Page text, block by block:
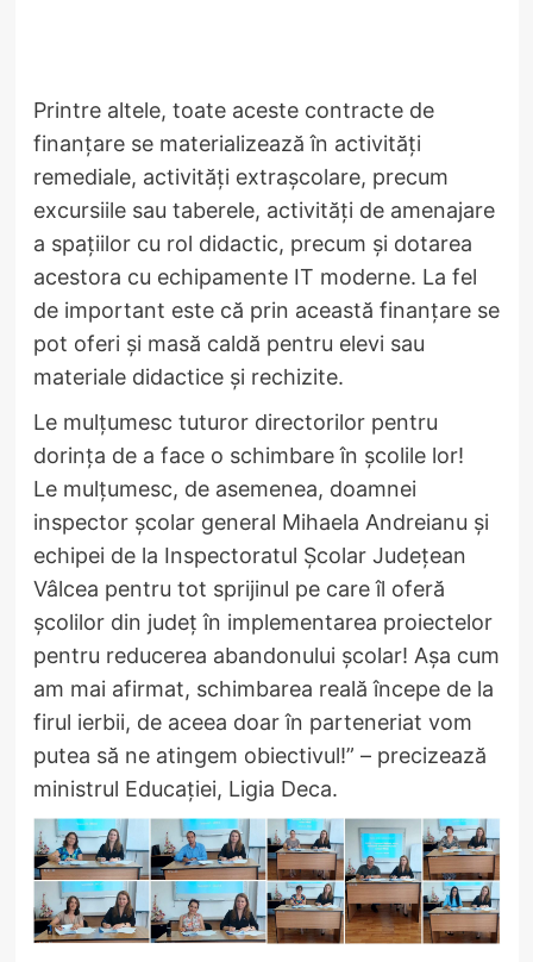
Printre altele, toate aceste contracte de
finanțare se materializează în activități
remediale, activități extrașcolare, precum
excursiile sau taberele, activități de amenajare
a spațiilor cu rol didactic, precum și dotarea
acestora cu echipamente IT moderne. La fel
de important este că prin această finanțare se
pot oferi și masă caldă pentru elevi sau
materiale didactice și rechizite.
Le mulțumesc tuturor directorilor pentru
dorința de a face o schimbare în școlile lor!
Le mulțumesc, de asemenea, doamnei
inspector școlar general Mihaela Andreianu și
echipei de la Inspectoratul Școlar Județean
Vâlcea pentru tot sprijinul pe care îl oferă
școlilor din județ în implementarea proiectelor
pentru reducerea abandonului școlar! Așa cum
am mai afirmat, schimbarea reală începe de la
firul ierbii, de aceea doar în parteneriat vom
putea să ne atingem obiectivul!” – precizează
ministrul Educației, Ligia Deca.